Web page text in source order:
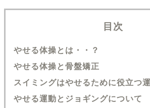
目次
やせる体操とは・・？
やせる体操と骨盤矯正
スイミングはやせるために役立つ
やせる運動とジョギングについて